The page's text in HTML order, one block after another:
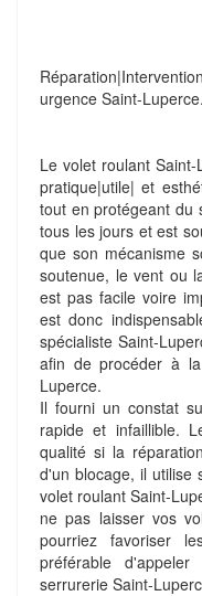
urgence Saint-Luperce.
Le volet roulant
pratique|utile| et
tout en protégeant du
tous les jours et est
que son mécanisme
soutenue, le vent ou
est pas facile voire
est donc
spécialiste Saint-
afin de procéder à
Luperce.
Il fourni un constat
rapide et infaillible.
qualité si la
d'un blocage, il utilise
volet roulant Saint-
ne pas laisser vos
pourriez favoriser
préférable
serrurerie Saint-